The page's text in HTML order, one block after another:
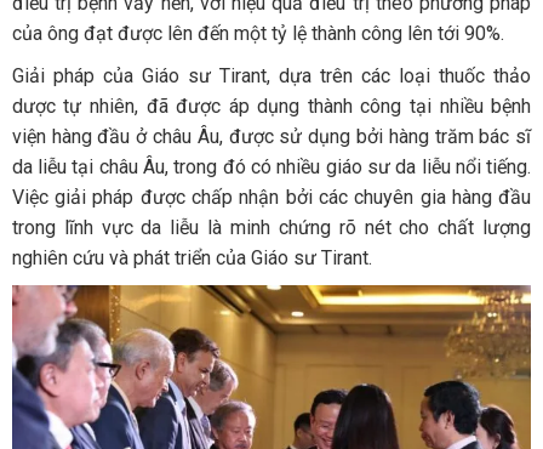
của ông đạt được lên đến một tỷ lệ thành công lên tới 90%.
Giải pháp của Giáo sư Tirant, dựa trên các loại thuốc thảo
dược tự nhiên, đã được áp dụng thành công tại nhiều bệnh
viện hàng đầu ở châu Âu, được sử dụng bởi hàng trăm bác sĩ
da liễu tại châu Âu, trong đó có nhiều giáo sư da liễu nổi tiếng.
Việc giải pháp được chấp nhận bởi các chuyên gia hàng đầu
trong lĩnh vực da liễu là minh chứng rõ nét cho chất lượng
nghiên cứu và phát triển của Giáo sư Tirant.